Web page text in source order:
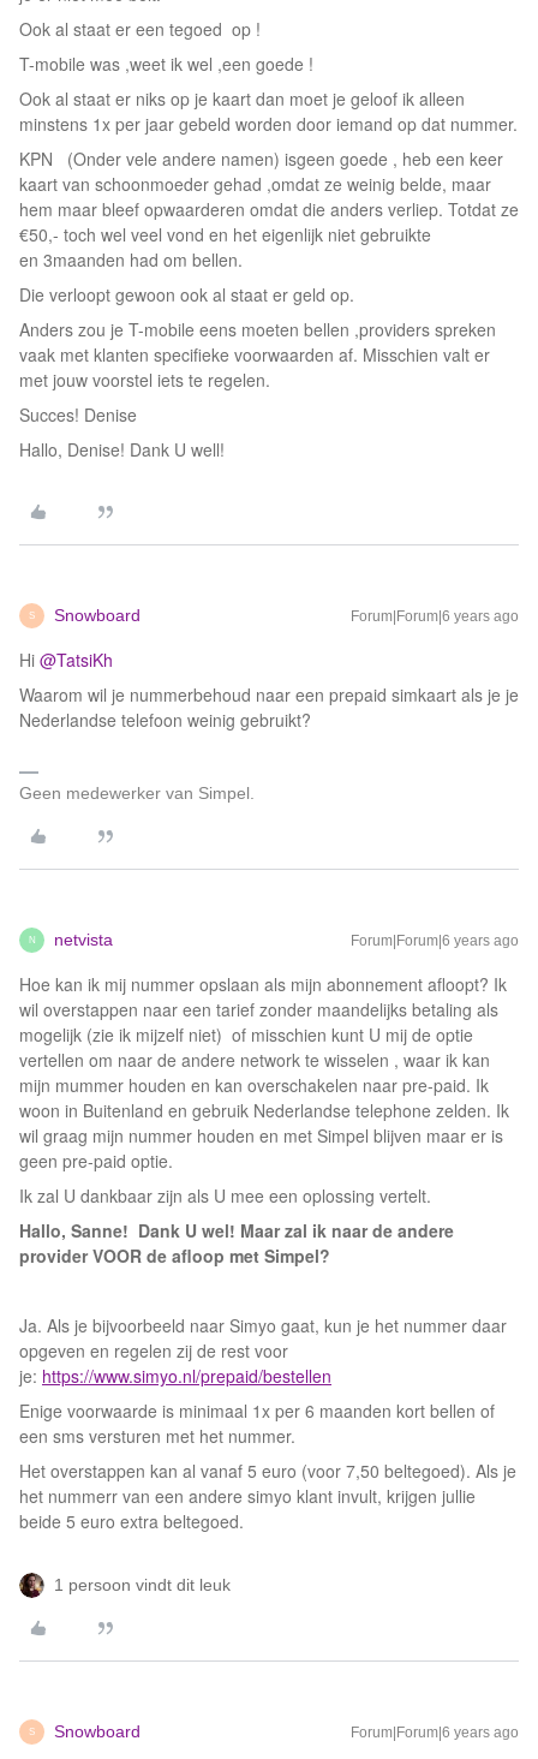
Ook al staat er een tegoed op !
T-mobile was ,weet ik wel ,een goede !
Ook al staat er niks op je kaart dan moet je geloof ik alleen
minstens 1x per jaar gebeld worden door iemand op dat nummer.
KPN (Onder vele andere namen) isgeen goede , heb een keer
kaart van schoonmoeder gehad ,omdat ze weinig belde, maar
hem maar bleef opwaarderen omdat die anders verliep. Totdat ze
€50,- toch wel veel vond en het eigenlijk niet gebruikte
en 3maanden had om bellen.
Die verloopt gewoon ook al staat er geld op.
Anders zou je T-mobile eens moeten bellen ,providers spreken
vaak met klanten specifieke voorwaarden af. Misschien valt er
met jouw voorstel iets te regelen.
Succes! Denise
Hallo, Denise! Dank U well!
S Snowboard Forum|Forum|6 years ago
Hi @TatsiKh
Waarom wil je nummerbehoud naar een prepaid simkaart als je je
Nederlandse telefoon weinig gebruikt?
Geen medewerker van Simpel.
N netvista Forum|Forum|6 years ago
Hoe kan ik mij nummer opslaan als mijn abonnement afloopt? Ik
wil overstappen naar een tarief zonder maandelijks betaling als
mogelijk (zie ik mijzelf niet) of misschien kunt U mij de optie
vertellen om naar de andere network te wisselen , waar ik kan
mijn mummer houden en kan overschakelen naar pre-paid. Ik
woon in Buitenland en gebruik Nederlandse telephone zelden. Ik
wil graag mijn nummer houden en met Simpel blijven maar er is
geen pre-paid optie.
Ik zal U dankbaar zijn als U mee een oplossing vertelt.
Hallo, Sanne! Dank U wel! Maar zal ik naar de andere
provider VOOR de afloop met Simpel?
Ja. Als je bijvoorbeeld naar Simyo gaat, kun je het nummer daar
opgeven en regelen zij de rest voor
je: https://www.simyo.nl/prepaid/bestellen
Enige voorwaarde is minimaal 1x per 6 maanden kort bellen of
een sms versturen met het nummer.
Het overstappen kan al vanaf 5 euro (voor 7,50 beltegoed). Als je
het nummerr van een andere simyo klant invult, krijgen jullie
beide 5 euro extra beltegoed.
1 persoon vindt dit leuk
S Snowboard Forum|Forum|6 years ago